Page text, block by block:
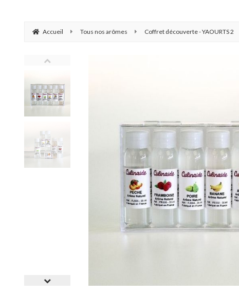
Accueil Tous nos arômes Coffret découverte - YAOURTS 2